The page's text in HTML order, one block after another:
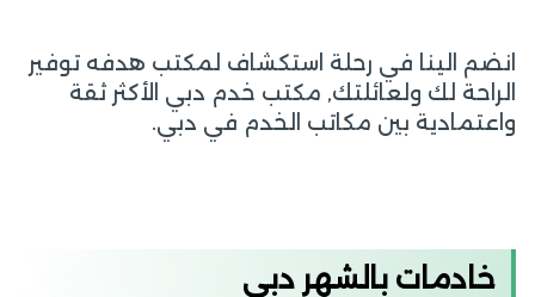
انضم الينا في رحلة استكشاف لمكتب هدفه توفير
الراحة لك ولعائلتك, مكتب خدم دبي الأكثر ثقة
واعتمادية بين مكاتب الخدم في دبي.
خادمات بالشهر دبي